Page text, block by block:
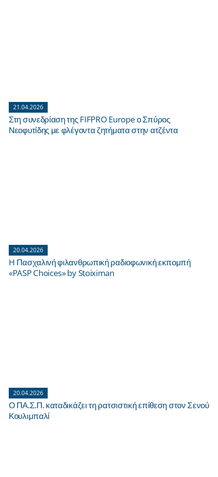
21.04.2026
Στη συνεδρίαση της FIFPRO Europe ο Σπύρος
Νεοφυτίδης με φλέγοντα ζητήματα στην ατζέντα
20.04.2026
H Πασχαλινή φιλανθρωπική ραδιοφωνική εκπομπή
«PASP Choices» by Stoiximan
20.04.2026
Ο ΠΑ.Σ.Π. καταδικάζει τη ρατσιστική επίθεση στον Σενού
Κουλιμπαλί